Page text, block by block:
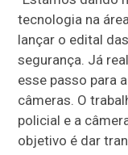
tecnologia na
lançar o edital
segurança. Já
esse passo para
câmeras. O
policial e a
objetivo é dar